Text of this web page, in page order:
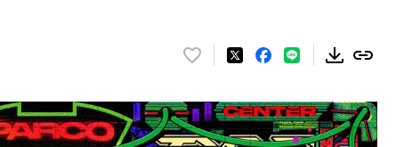
い
ね
！
数